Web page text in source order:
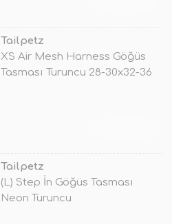
Tailpetz
XS Air Mesh Harness Göğüs
Tasması Turuncu 28-30x32-36
Tailpetz
(L) Step İn Göğüs Tasması
Neon Turuncu